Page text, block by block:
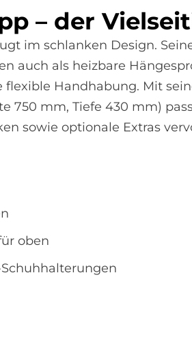
– der
im schlanken Design.
auch als heizbare
Handhabung. Mit
750 mm, Tiefe 430 mm)
sowie optionale Extras
oben